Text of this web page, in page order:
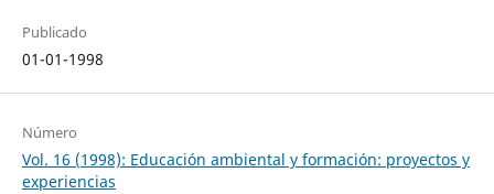
Publicado
01-01-1998
Número
Vol. 16 (1998): Educación ambiental y formación: proyectos y
experiencias